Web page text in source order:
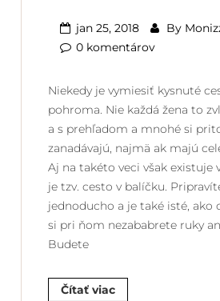
jan 25, 2018 By
0 komentárov
Niekedy je vymiesiť kysnuté
pohroma. Nie každá žena to
a s prehľadom a mnohé si
zanadávajú, najmä ak majú
Aj na takéto veci však existuje
je tzv. cesto v balíčku.
jednoducho a je také isté, ako
si pri ňom nezababrete ruky
Budete
Čítať viac